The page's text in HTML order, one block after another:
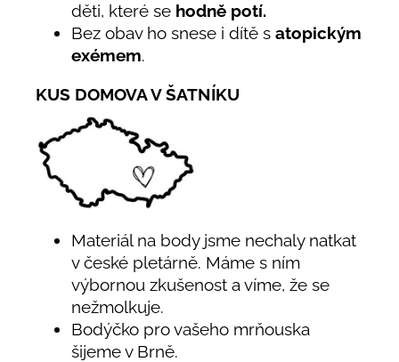
děti, které se hodně potí.
Bez obav ho snese i dítě s atopickým
exémem.
KUS DOMOVA V ŠATNÍKU
Materiál na body jsme nechaly natkat
v české pletárně. Máme s ním
výbornou zkušenost a víme, že se
nežmolkuje.
Bodýčko pro vašeho mrňouska
šijeme v Brně.